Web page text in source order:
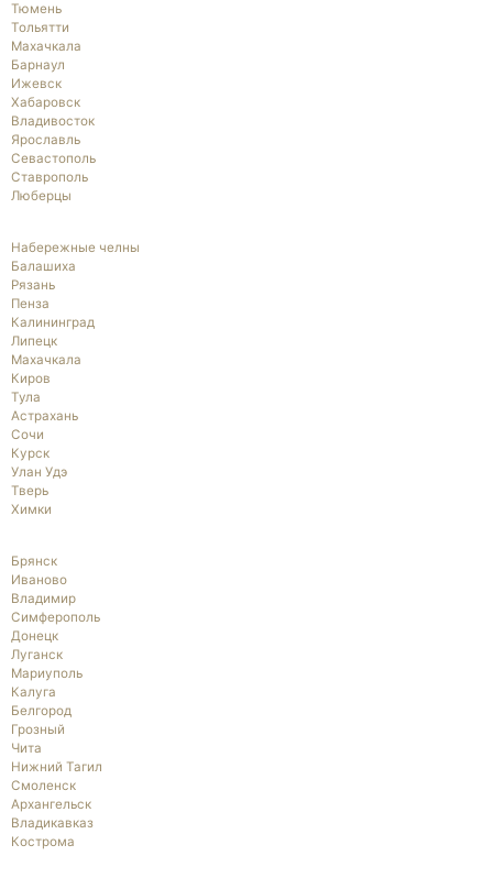
Тюмень
Тольятти
Махачкала
Барнаул
Ижевск
Хабаровск
Владивосток
Ярославль
Севастополь
Ставрополь
Люберцы
Набережные челны
Балашиха
Рязань
Пенза
Калининград
Липецк
Махачкала
Киров
Тула
Астрахань
Сочи
Курск
Улан Удэ
Тверь
Химки
Брянск
Иваново
Владимир
Симферополь
Донецк
Луганск
Мариуполь
Калуга
Белгород
Грозный
Чита
Нижний Тагил
Смоленск
Архангельск
Владикавказ
Кострома